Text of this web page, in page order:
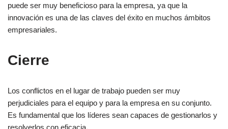
puede ser muy beneficioso para la empresa, ya que la
innovación es una de las claves del éxito en muchos ámbitos
empresariales.
Cierre
Los conflictos en el lugar de trabajo pueden ser muy
perjudiciales para el equipo y para la empresa en su conjunto.
Es fundamental que los líderes sean capaces de gestionarlos y
resolverlos con eficacia.